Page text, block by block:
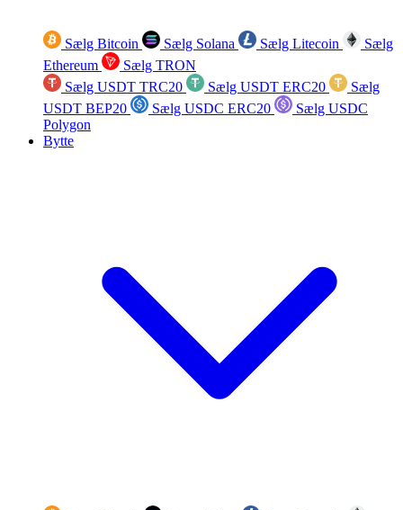
Sælg Bitcoin Sælg Solana Sælg Litecoin
Sælg
Ethereum
Sælg TRON
Sælg USDT TRC20
Sælg USDT ERC20
Sælg
USDT BEP20
Sælg USDC ERC20
Sælg USDC
Polygon
Bytte